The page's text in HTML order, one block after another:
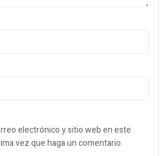
electrónico y sitio web en este
vez que haga un comentario.